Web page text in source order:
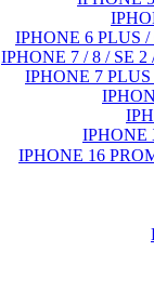
IPHONE 6 PLUS /
IPHONE 7 / 8 / SE 2
IPHONE 7 PLUS
IPHONE